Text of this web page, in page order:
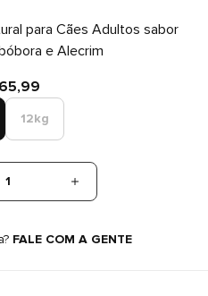
para Cães Adultos sabor
e Alecrim
12kg
1
FALE COM A GENTE